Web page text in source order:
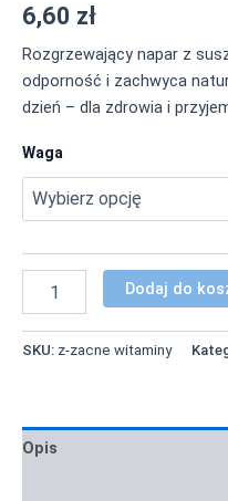
6,60 zł
Rozgrzewający napar z
odporność i zachwyca
dzień – dla zdrowia i
Waga
Dodaj do
SKU: z-zacne witaminy
Opis